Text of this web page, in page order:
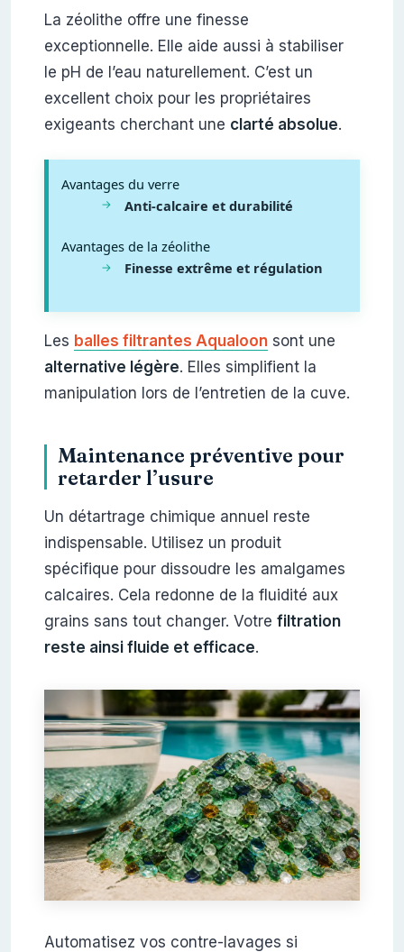
La zéolithe offre une finesse
exceptionnelle. Elle aide aussi à stabiliser
le pH de l’eau naturellement. C’est un
excellent choix pour les propriétaires
exigeants cherchant une clarté absolue.
Avantages du verre
Anti-calcaire et durabilité
Avantages de la zéolithe
Finesse extrême et régulation
Les balles filtrantes Aqualoonsont une
alternative légère. Elles simplifient la
manipulation lors de l’entretien de la cuve.
Maintenance préventive pour
retarder l’usure
Un détartrage chimique annuel reste
indispensable. Utilisez un produit
spécifique pour dissoudre les amalgames
calcaires. Cela redonne de la fluidité aux
grains sans tout changer. Votre filtration
reste ainsi fluide et efficace.
Automatisez vos contre-lavages si